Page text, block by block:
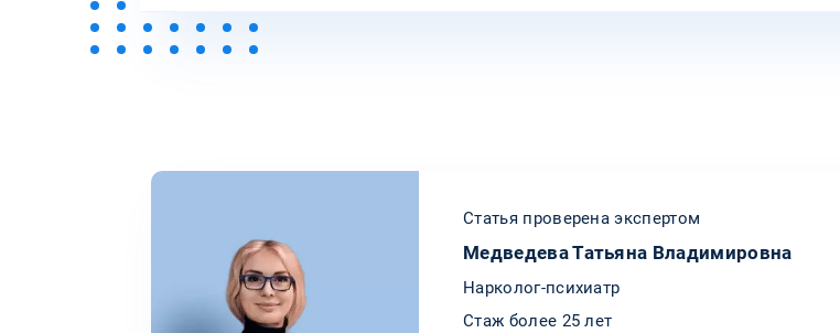
Статья проверена экспертом
Медведева Татьяна Владимировна
Нарколог-психиатр
Стаж более 25 лет